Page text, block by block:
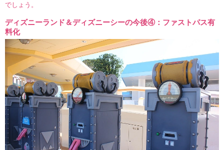
でしょう。
ディズニーランド＆ディズニーシーの今後④：ファストパス有
料化